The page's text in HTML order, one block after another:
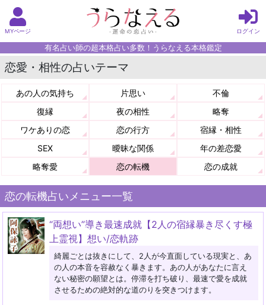
MYページ ログイン
有名占い師の超本格占い多数！うらなえる本格鑑定
恋愛・相性の占いテーマ
あの人の気持ち 片思い
不倫
復縁
夜の相性
略奪
ワケありの恋
恋の行方
宿縁・相性
SEX
曖昧な関係
年の差恋愛
略奪愛
恋の転機 恋の成就
恋の転機占いメニュー一覧
“両想い”導き最速成就【2人の宿縁暴き尽くす極
上霊視】想い/恋軌跡
綺麗ごとは抜きにして、2人が今直面している現実と、あ
の人の本音を容赦なく暴きます。あの人があなたに言え
ない秘密の願望とは。停滞を打ち破り、最速で愛を成就
させるための絶対的な道のりを突きつけます。